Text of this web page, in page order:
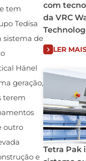
tem
Tedisa
sistema de
Hänel
geração,
terem
outro
e
com
da VRC
LER
Tetra Pak